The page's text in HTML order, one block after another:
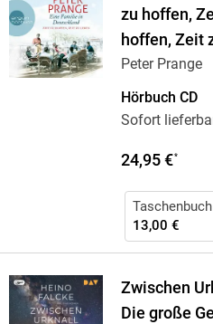
zu hoffen,
hoffen, Zeit
Peter Prange
Hörbuch CD
Sofort
24,95 €*
Taschenbuch
13,00 €
Zwischen
Die große